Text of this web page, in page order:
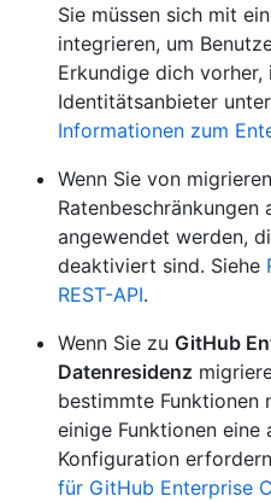
Sie müssen sich mit
integrieren, um
Erkundige dich
Identitätsanbieter
Informationen zum
Wenn Sie von migrieren
angewendet werden,
deaktiviert sind. Siehe
REST-API.
Wenn Sie zu GitHub
Datenresidenz
bestimmte Funktionen
einige Funktionen
Konfiguration
für GitHub Enterprise